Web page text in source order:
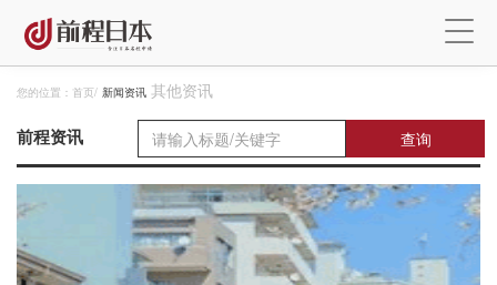
您的位置： 首页/ 新闻资讯 其他资讯
前程资讯 查询